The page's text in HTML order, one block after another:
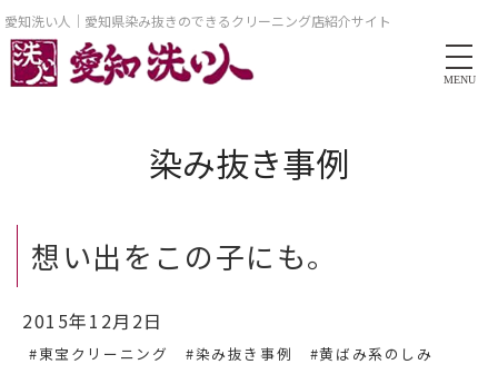
愛知洗い人｜愛知県染み抜きのできるクリーニング店紹介サイト
MENU
染み抜き事例
想い出をこの子にも。
2015年12月2日
#東宝クリーニング #染み抜き事例 #黄ばみ系のしみ